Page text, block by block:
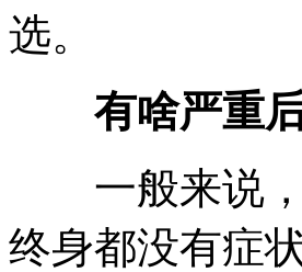
选。
有啥严重后
一般来说，
终身都没有症